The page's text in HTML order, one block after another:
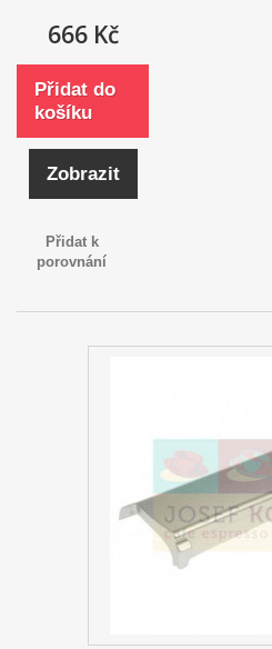
666 Kč
Přidat do
košíku
Zobrazit
Přidat k
porovnání